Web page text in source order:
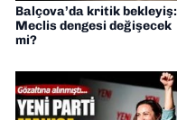
Balçova’da kritik bekleyiş:
Meclis dengesi değişecek
mi?